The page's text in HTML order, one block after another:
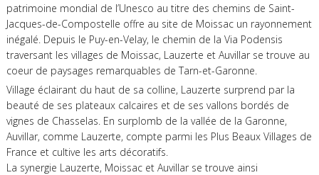
patrimoine mondial de l’Unesco au titre des chemins de Saint-
Jacques-de-Compostelle offre au site de Moissac un rayonnement
inégalé. Depuis le Puy-en-Velay, le chemin de la Via Podensis
traversant les villages de Moissac, Lauzerte et Auvillar se trouve au
coeur de paysages remarquables de Tarn-et-Garonne.
Village éclairant du haut de sa colline, Lauzerte surprend par la
beauté de ses plateaux calcaires et de ses vallons bordés de
vignes de Chasselas. En surplomb de la vallée de la Garonne,
Auvillar, comme Lauzerte, compte parmi les Plus Beaux Villages de
France et cultive les arts décoratifs.
La synergie Lauzerte, Moissac et Auvillar se trouve ainsi